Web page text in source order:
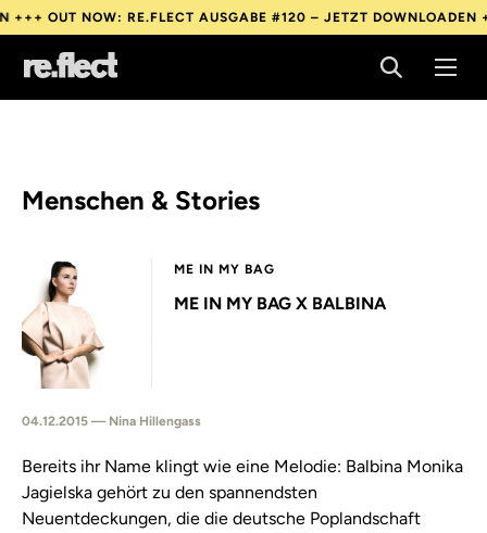
+++OUT NOW: RE.FLECT AUSGABE #120 – JETZT DOWNLOADEN
OUT NOW: RE.FLECT AUSGABE #120 – JETZT DOWNLOADEN
Menschen & Stories
ME IN MY BAG
ME IN MY BAG X BALBINA
04.12.2015 — Nina Hillengass
Bereits ihr Name klingt wie eine Melodie: Balbina Monika
Jagielska gehört zu den spannendsten
Neuentdeckungen, die die deutsche Poplandschaft